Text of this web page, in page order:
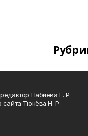
Набиева Г. Р.
сайта Тюнёва Н. Р.